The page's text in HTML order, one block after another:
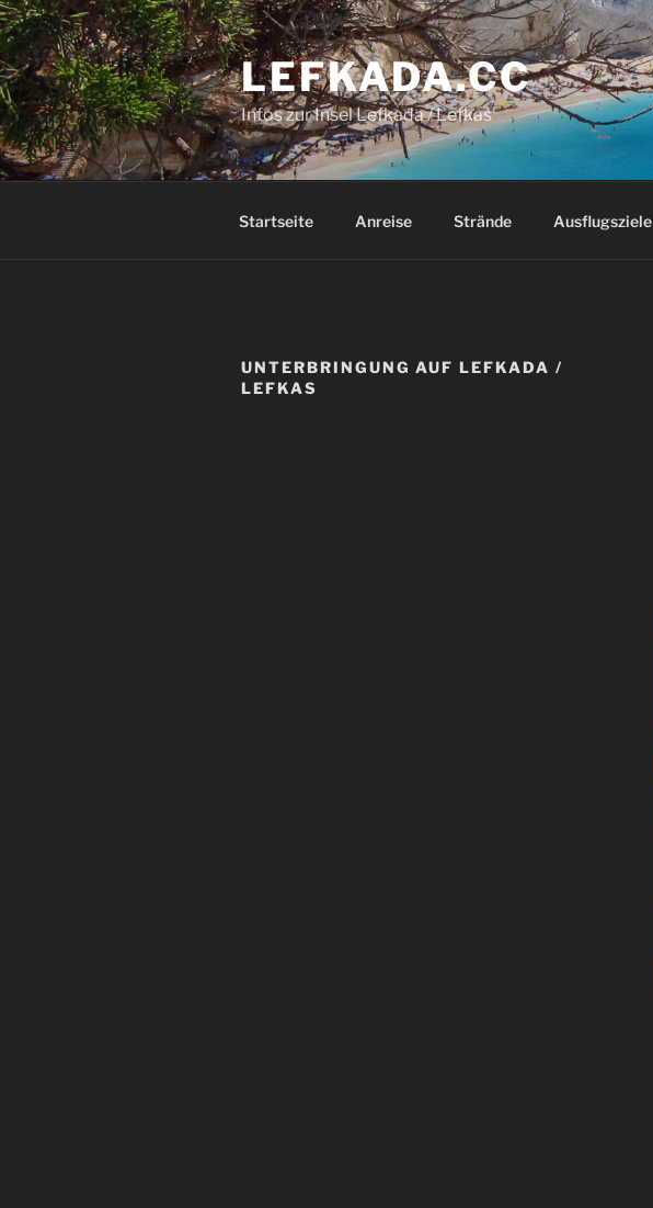
Zum
Inhalt
springen
LEFKADA.CC
Infos zur Insel Lefkada / Lefkas
Startseite Anreise Strände Ausflugsziele
UNTERBRINGUNG AUF LEFKADA /
LEFKAS